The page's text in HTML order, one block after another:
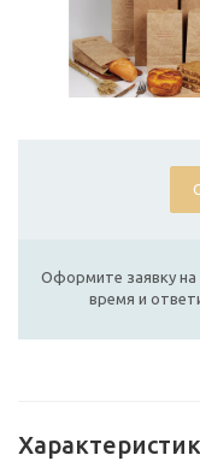
Оформите заявку на
время и